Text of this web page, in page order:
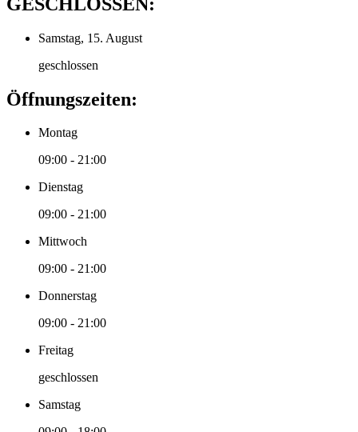
Samstag, 15. August
geschlossen
Öffnungszeiten:
Montag
09:00 - 21:00
Dienstag
09:00 - 21:00
Mittwoch
09:00 - 21:00
Donnerstag
09:00 - 21:00
Freitag
geschlossen
Samstag